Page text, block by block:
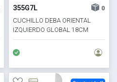
355G7L
0
CUCHILLO DEBA ORIENTAL
IZQUIERDO GLOBAL 18CM